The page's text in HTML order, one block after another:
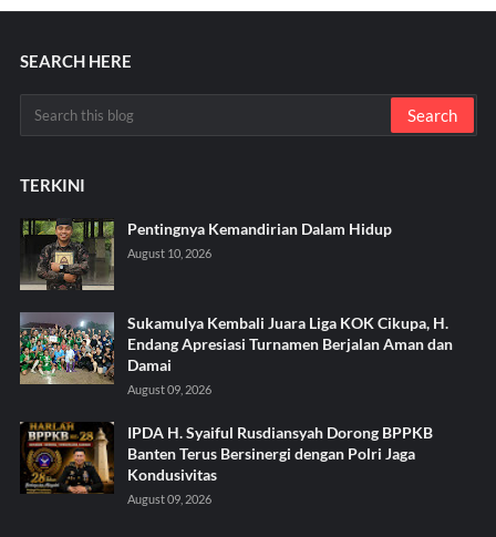
SEARCH HERE
TERKINI
Pentingnya Kemandirian Dalam Hidup
August 10, 2026
Sukamulya Kembali Juara Liga KOK Cikupa, H.
Endang Apresiasi Turnamen Berjalan Aman dan
Damai
August 09, 2026
IPDA H. Syaiful Rusdiansyah Dorong BPPKB
Banten Terus Bersinergi dengan Polri Jaga
Kondusivitas
August 09, 2026